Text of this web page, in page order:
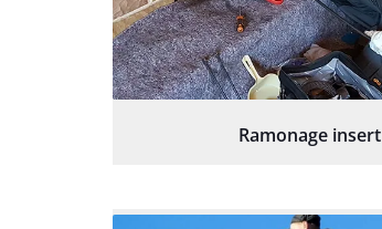
Ramonage insert